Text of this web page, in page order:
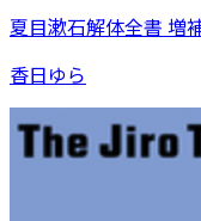
夏目漱石解体全書 増
香日ゆら